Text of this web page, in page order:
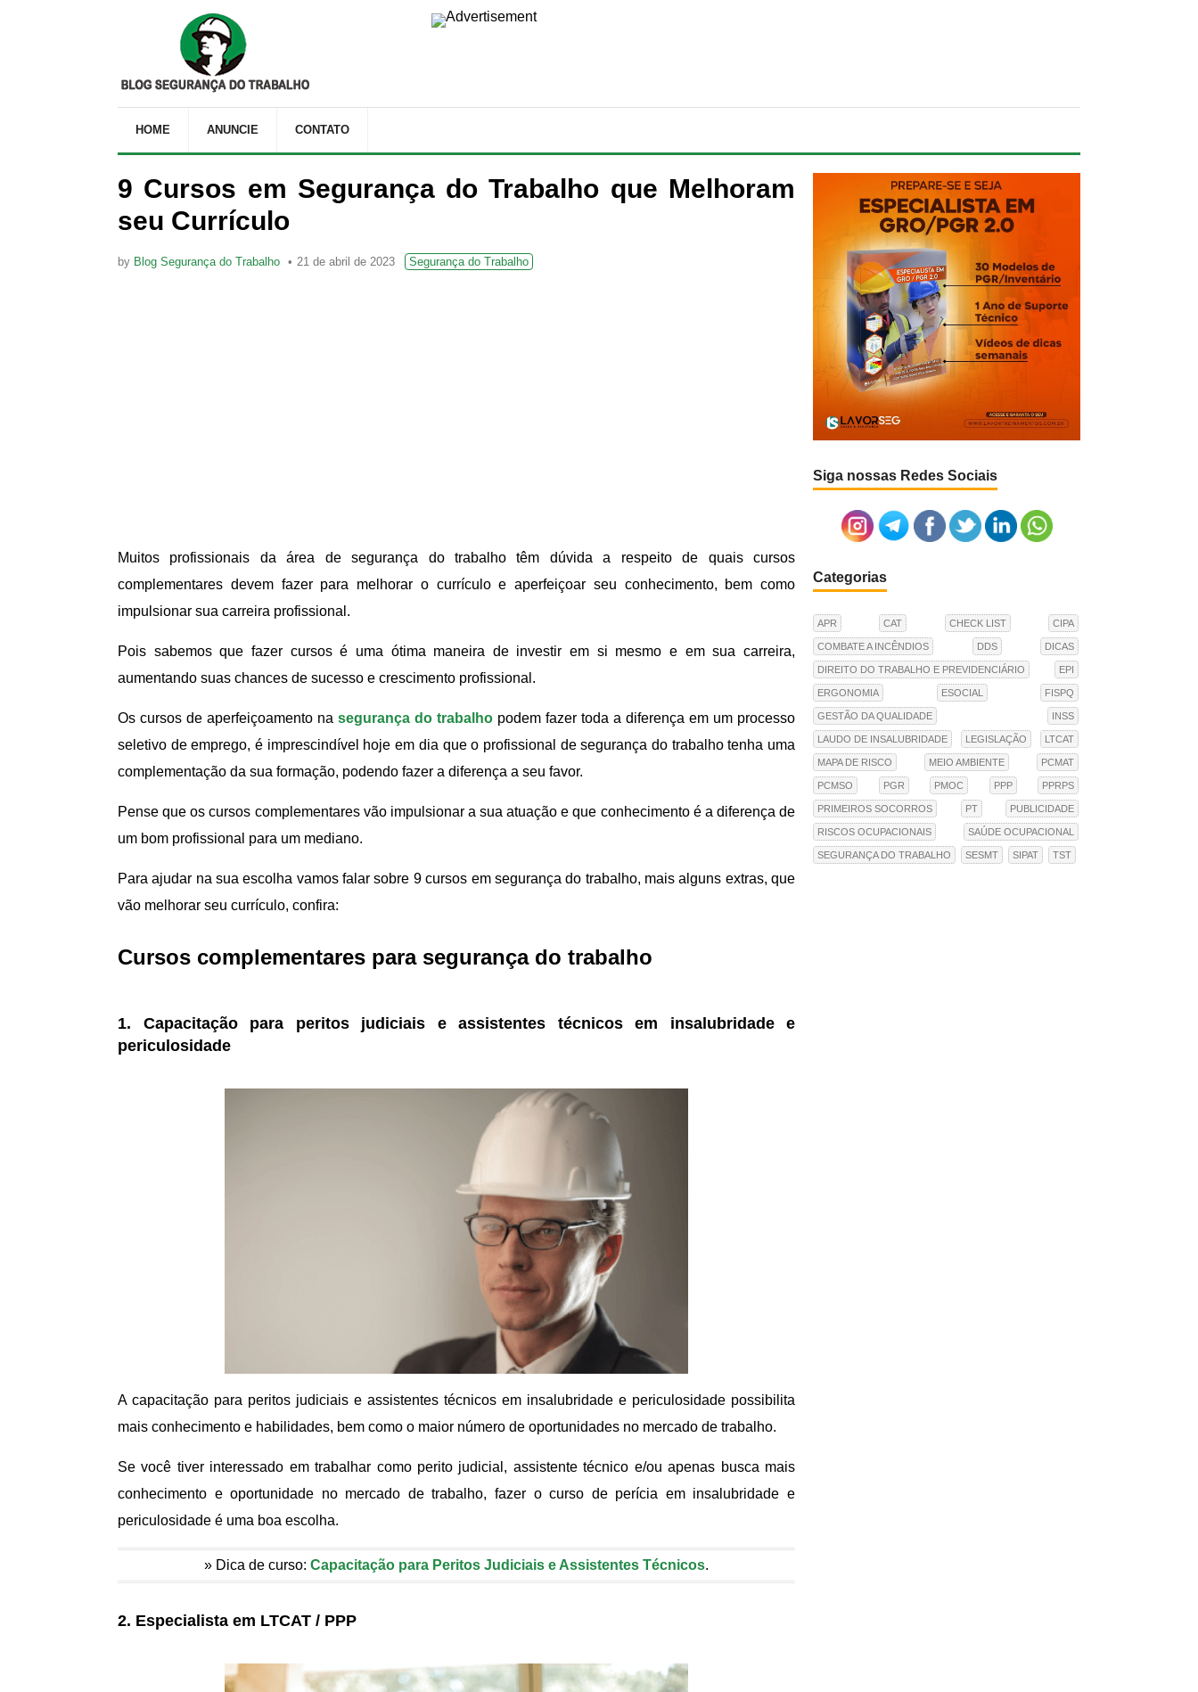
HOME ANUNCIE CONTATO
9 Cursos em Segurança do Trabalho que Melhoram
seu Currículo
by Blog Segurança do Trabalho 21 de abril de 2023 Segurança do Trabalho
Muitos profissionais da área de segurança do trabalho têm dúvida a respeito de quais cursos
complementares devem fazer para melhorar o currículo e aperfeiçoar seu conhecimento, bem como
impulsionar sua carreira profissional.
Pois sabemos que fazer cursos é uma ótima maneira de investir em si mesmo e em sua carreira,
aumentando suas chances de sucesso e crescimento profissional.
Os cursos de aperfeiçoamento na segurança do trabalho podem fazer toda a diferença em um processo
seletivo de emprego, é imprescindível hoje em dia que o profissional de segurança do trabalho tenha uma
complementação da sua formação, podendo fazer a diferença a seu favor.
Pense que os cursos complementares vão impulsionar a sua atuação e que conhecimento é a diferença de
um bom profissional para um mediano.
Para ajudar na sua escolha vamos falar sobre 9 cursos em segurança do trabalho, mais alguns extras, que
vão melhorar seu currículo, confira:
Cursos complementares para segurança do trabalho
1. Capacitação para peritos judiciais e assistentes técnicos em insalubridade e
periculosidade
A capacitação para peritos judiciais e assistentes técnicos em insalubridade e periculosidade possibilita
mais conhecimento e habilidades, bem como o maior número de oportunidades no mercado de trabalho.
Se você tiver interessado em trabalhar como perito judicial, assistente técnico e/ou apenas busca mais
conhecimento e oportunidade no mercado de trabalho, fazer o curso de perícia em insalubridade e
periculosidade é uma boa escolha.
» Dica de curso: Capacitação para Peritos Judiciais e Assistentes Técnicos.
2. Especialista em LTCAT / PPP
Siga nossas Redes Sociais
Categorias
APR CAT CHECK LIST CIPA
COMBATE A INCÊNDIOS DDS DICAS
DIREITO DO TRABALHO E PREVIDENCIÁRIO EPI
ERGONOMIA ESOCIAL FISPQ
GESTÃO DA QUALIDADE INSS
LAUDO DE INSALUBRIDADE LEGISLAÇÃO LTCAT
MAPA DE RISCO MEIO AMBIENTE PCMAT
PCMSO PGR PMOC PPP PPRPS
PRIMEIROS SOCORROS PT PUBLICIDADE
RISCOS OCUPACIONAIS SAÚDE OCUPACIONAL
SEGURANÇA DO TRABALHO SESMT SIPAT TST